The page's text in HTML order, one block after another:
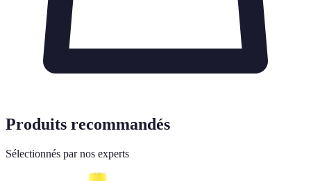
Produits recommandés
Sélectionnés par nos experts